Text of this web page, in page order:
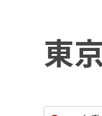
東